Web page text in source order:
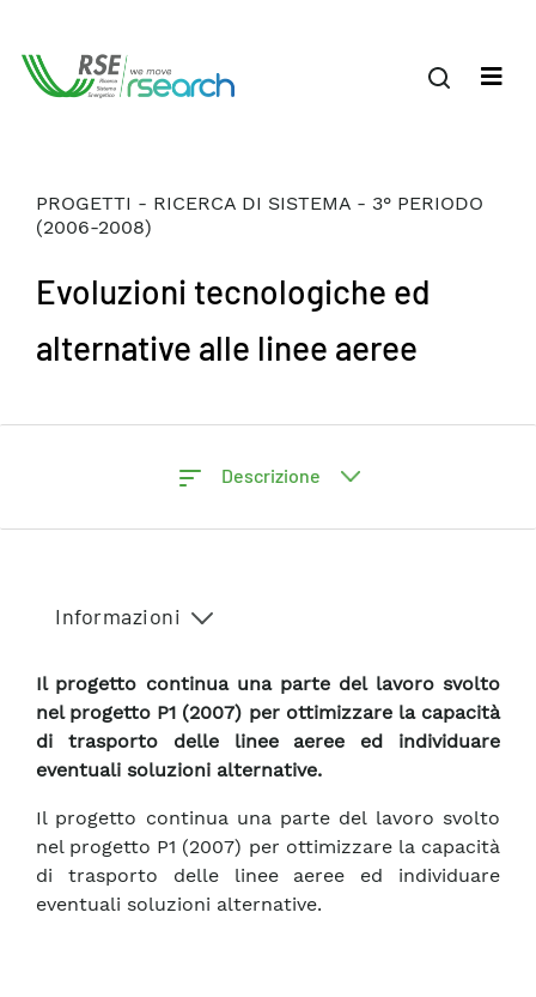
PROGETTI - RICERCA DI SISTEMA - 3° PERIODO
(2006-2008)
Evoluzioni tecnologiche ed
alternative alle linee aeree
Descrizione
Informazioni
Il progetto continua una parte del lavoro svolto
nel progetto P1 (2007) per ottimizzare la capacità
di trasporto delle linee aeree ed individuare
eventuali soluzioni alternative.
Il progetto continua una parte del lavoro svolto
nel progetto P1 (2007) per ottimizzare la capacità
di trasporto delle linee aeree ed individuare
eventuali soluzioni alternative.